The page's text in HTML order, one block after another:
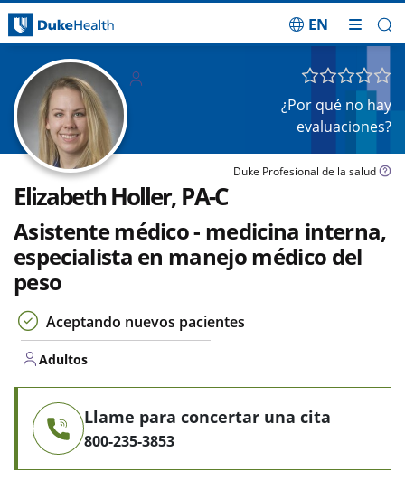
EN
¿Por qué no hay
evaluaciones?
Duke Profesional de la salud
Elizabeth Holler, PA-C
Asistente médico - medicina interna,
especialista en manejo médico del
peso
Aceptando nuevos pacientes
Adultos
Llame para concertar una cita
800-235-3853